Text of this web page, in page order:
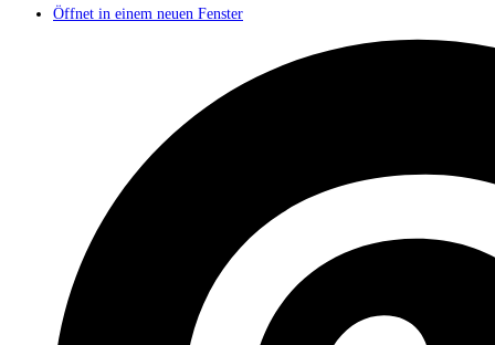
Öffnet in einem neuen Fenster